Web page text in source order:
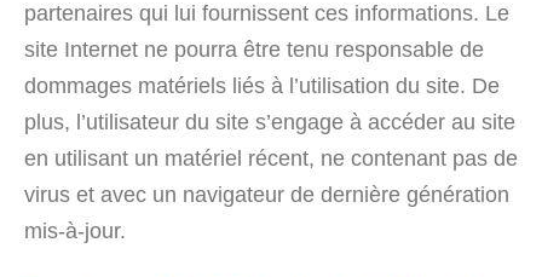
partenaires qui lui fournissent ces informations. Le
site Internet ne pourra être tenu responsable de
dommages matériels liés à l’utilisation du site. De
plus, l’utilisateur du site s’engage à accéder au site
en utilisant un matériel récent, ne contenant pas de
virus et avec un navigateur de dernière génération
mis-à-jour.